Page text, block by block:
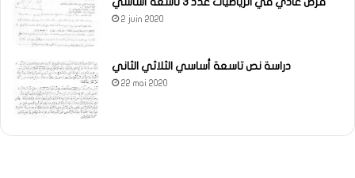
2 juin 2020
دراسة نص تاسعة أساسي الثلاثي الثاني
22 mai 2020